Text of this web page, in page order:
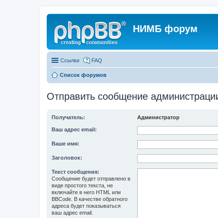
НИМБ форум
Ссылки FAQ
Список форумов
Отправить сообщение
Получатель: Администратор
Ваш адрес email:
Ваше имя:
Заголовок:
Текст сообщения:
Сообщение будет отправлено в
виде простого текста, не
включайте в него HTML или
BBCode. В качестве обратного
адреса будет показываться
ваш адрес email.